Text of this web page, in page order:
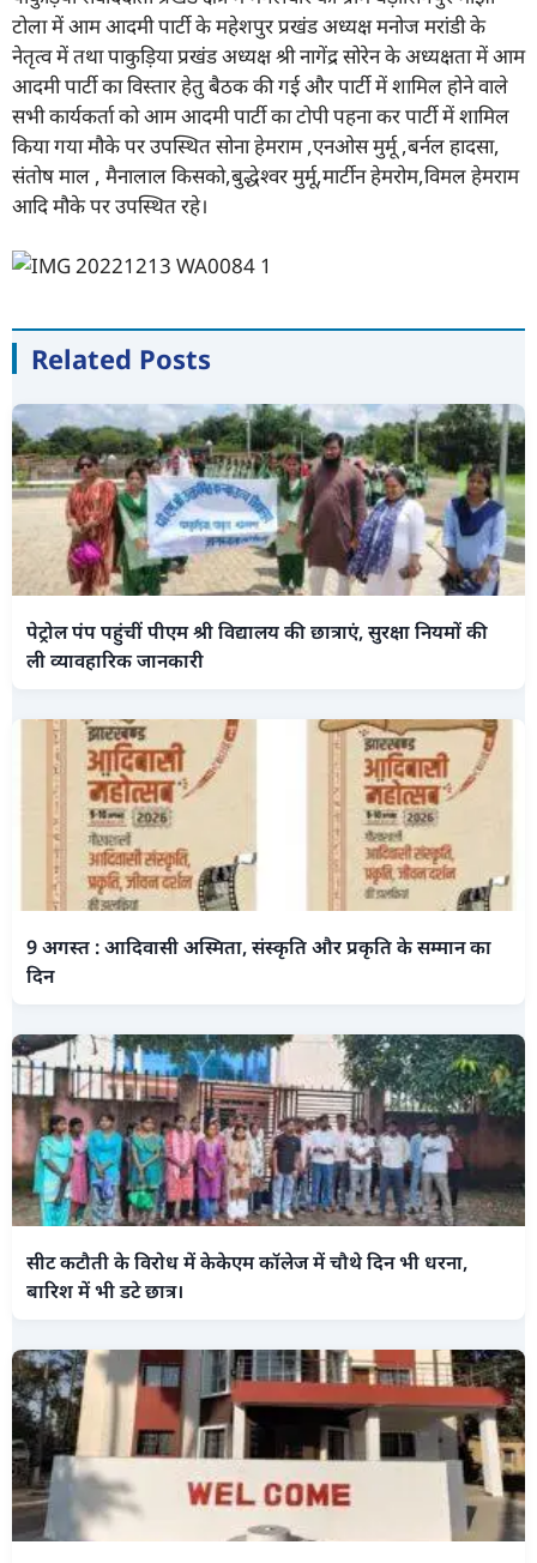
टोला में आम आदमी पार्टी के महेशपुर प्रखंड अध्यक्ष मनोज मरांडी के
नेतृत्व में तथा पाकुड़िया प्रखंड अध्यक्ष श्री नागेंद्र सोरेन के अध्यक्षता में आम
आदमी पार्टी का विस्तार हेतु बैठक की गई और पार्टी में शामिल होने वाले
सभी कार्यकर्ता को आम आदमी पार्टी का टोपी पहना कर पार्टी में शामिल
किया गया मौके पर उपस्थित सोना हेमराम ,एनओस मुर्मू ,बर्नल हादसा,
संतोष माल , मैनालाल किसको,बुद्धेश्वर मुर्मू,मार्टीन हेमरोम,विमल हेमराम
आदि मौके पर उपस्थित रहे।
Related Posts
पेट्रोल पंप पहुंचीं पीएम श्री विद्यालय की छात्राएं, सुरक्षा नियमों की
ली व्यावहारिक जानकारी
9 अगस्त : आदिवासी अस्मिता, संस्कृति और प्रकृति के सम्मान का
दिन
सीट कटौती के विरोध में केकेएम कॉलेज में चौथे दिन भी धरना,
बारिश में भी डटे छात्र।